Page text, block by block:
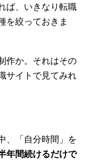
ば、いきなり転職
を絞っておきま
作か。それはその
サイトで見てみれ
、「自分時間」を
年間続けるだけで